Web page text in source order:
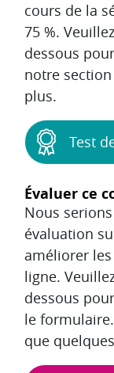
cours de la
75 %.
dessous
notre section
plus.
Test
Évaluer ce
Nous
évaluation
améliorer les
ligne.
dessous
le
que